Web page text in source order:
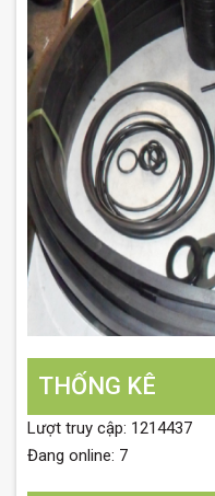
THỐNG KÊ
Lượt truy cập: 1214437
Đang online: 7